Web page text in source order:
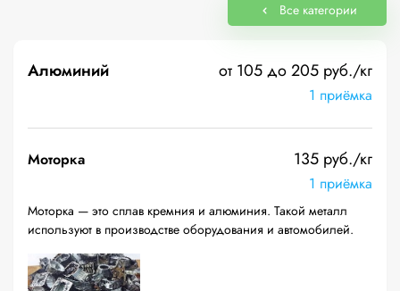
Все категории
Алюминий от 105 до 205 руб./кг
1 приёмка
Моторка 135 руб./кг
1 приёмка
Моторка — это сплав кремния и алюминия. Такой металл
используют в производстве оборудования и автомобилей.